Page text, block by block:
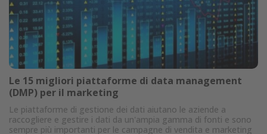
Le 15 migliori piattaforme di data management
(DMP) per il marketing
Le piattaforme di gestione dei dati aiutano le aziende a
raccogliere e gestire i dati da un'ampia gamma di fonti e sono
sempre più importanti per le campagne di vendita e marketing